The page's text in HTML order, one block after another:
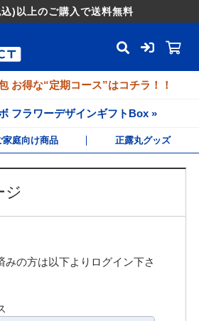
) 以上のご購入で送料無料
お得な“定期コース”はコチラ！！
フラワーデザインギフトBox »
家庭向け商品 正露丸グッズ
ジ
みの方は以下よりログイン下さ